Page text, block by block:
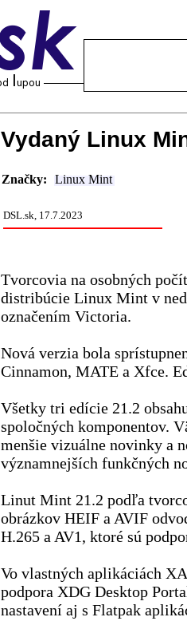
Vydaný Linux
Značky: Linux Mint
DSL.sk, 17.7.2023
Tvorcovia na osobných
distribúcie Linux Mint v
označením Victoria.
Nová verzia bola
Cinnamon, MATE a Xfce.
Všetky tri edície 21.2
spoločných komponentov.
menšie vizuálne novinky a
významnejších funkčných
Linut Mint 21.2 podľa
obrázkov HEIF a AVIF
H.265 a AV1, ktoré sú
Vo vlastných aplikáciách
podpora XDG Desktop
nastavení aj s Flatpak